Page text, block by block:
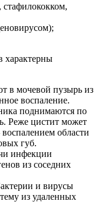
характерны
в мочевой пузырь из
воспаление.
поднимаются по
Реже цистит может
области
губ.
инфекции
из соседних
и вирусы
из удаленных